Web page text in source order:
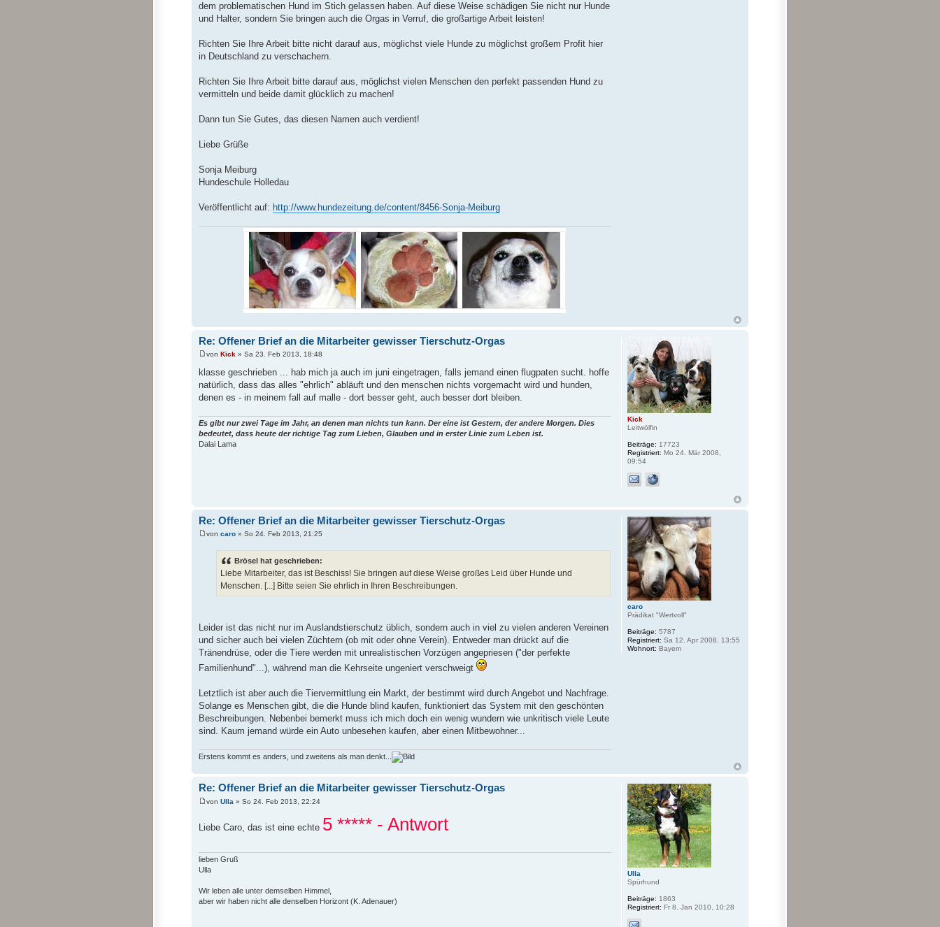
dem problematischen Hund im Stich gelassen haben. Auf diese Weise schädigen Sie nicht nur Hunde
und Halter, sondern Sie bringen auch die Orgas in Verruf, die großartige Arbeit leisten!
Richten Sie Ihre Arbeit bitte nicht darauf aus, möglichst viele Hunde zu möglichst großem Profit hier
in Deutschland zu verschachern.
Richten Sie Ihre Arbeit bitte darauf aus, möglichst vielen Menschen den perfekt passenden Hund zu
vermitteln und beide damit glücklich zu machen!
Dann tun Sie Gutes, das diesen Namen auch verdient!
Liebe Grüße
Sonja Meiburg
Hundeschule Holledau
Veröffentlicht auf: http://www.hundezeitung.de/content/8456-Sonja-Meiburg
Re: Offener Brief an die Mitarbeiter gewisser Tierschutz-Orgas
von Kick » Sa 23. Feb 2013, 18:48
klasse geschrieben ... hab mich ja auch im juni eingetragen, falls jemand einen flugpaten sucht. hoffe
natürlich, dass das alles "ehrlich" abläuft und den menschen nichts vorgemacht wird und hunden,
denen es - in meinem fall auf malle - dort besser geht, auch besser dort bleiben.
Es gibt nur zwei Tage im Jahr, an denen man nichts tun kann. Der eine ist Gestern, der andere Morgen. Dies
bedeutet, dass heute der richtige Tag zum Lieben, Glauben und in erster Linie zum Leben ist.
Dalai Lama
Kick
Leitwölfin
Beiträge: 17723
Registriert: Mo 24. Mär 2008,
09:54
Re: Offener Brief an die Mitarbeiter gewisser Tierschutz-Orgas
von caro » So 24. Feb 2013, 21:25
Brösel hat geschrieben:
Liebe Mitarbeiter, das ist Beschiss! Sie bringen auf diese Weise großes Leid über Hunde und
Menschen. [...] Bitte seien Sie ehrlich in Ihren Beschreibungen.
Leider ist das nicht nur im Auslandstierschutz üblich, sondern auch in viel zu vielen anderen Vereinen
und sicher auch bei vielen Züchtern (ob mit oder ohne Verein). Entweder man drückt auf die
Tränendrüse, oder die Tiere werden mit unrealistischen Vorzügen angepriesen ("der perfekte
Familienhund"...), während man die Kehrseite ungeniert verschweigt
Letztlich ist aber auch die Tiervermittlung ein Markt, der bestimmt wird durch Angebot und Nachfrage.
Solange es Menschen gibt, die die Hunde blind kaufen, funktioniert das System mit den geschönten
Beschreibungen. Nebenbei bemerkt muss ich mich doch ein wenig wundern wie unkritisch viele Leute
sind. Kaum jemand würde ein Auto unbesehen kaufen, aber einen Mitbewohner...
Erstens kommt es anders, und zweitens als man denkt...
caro
Prädikat "Wertvoll"
Beiträge: 5787
Registriert: Sa 12. Apr 2008, 13:55
Wohnort: Bayern
Re: Offener Brief an die Mitarbeiter gewisser Tierschutz-Orgas
von Ulla » So 24. Feb 2013, 22:24
Liebe Caro, das ist eine echte 5 ***** - Antwort
lieben Gruß
Ulla
Wir leben alle unter demselben Himmel,
aber wir haben nicht alle denselben Horizont (K. Adenauer)
Ulla
Spürhund
Beiträge: 1863
Registriert: Fr 8. Jan 2010, 10:28